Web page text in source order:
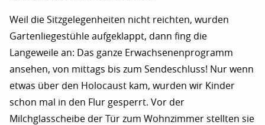
Weil die Sitzgelegenheiten nicht reichten, wurden
Gartenliegestühle aufgeklappt, dann fing die
Langeweile an: Das ganze Erwachsenenprogramm
ansehen, von mittags bis zum Sendeschluss! Nur wenn
etwas über den Holocaust kam, wurden wir Kinder
schon mal in den Flur gesperrt. Vor der
Milchglasscheibe der Tür zum Wohnzimmer stellten sie